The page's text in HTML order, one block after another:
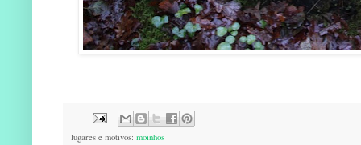
lugares e motivos: moinhos